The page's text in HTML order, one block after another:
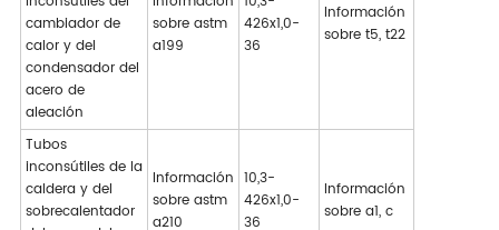
cambiador de
calor y del
condensador del
acero de
aleación
sobre astm
a199
426x1,0-
36
Información
sobre t5, t22
Tubos
inconsútiles de la
caldera y del
sobrecalentador
Información
sobre astm
a210
10,3-
426x1,0-
36
Información
sobre a1, c